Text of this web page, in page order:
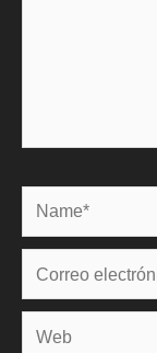
Name*
Correo
electrónico*
Web